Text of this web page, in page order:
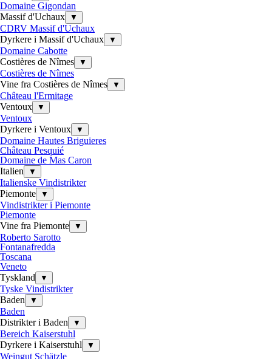
Domaine Gigondan
Massif d'Uchaux
▼
CDRV Massif d'Uchaux
Dyrkere i Massif d'Uchaux
▼
Domaine Cabotte
Costières de Nîmes
▼
Costières de Nîmes
Vine fra Costières de Nîmes
▼
Château l'Ermitage
Ventoux
▼
Ventoux
Dyrkere i Ventoux
▼
Domaine Hautes Briguieres
Château Pesquié
Domaine de Mas Caron
Italien
▼
Italienske Vindistrikter
Piemonte
▼
Vindistrikter i Piemonte
Piemonte
Vine fra Piemonte
▼
Roberto Sarotto
Fontanafredda
Toscana
Veneto
Tyskland
▼
Tyske Vindistrikter
Baden
▼
Baden
Distrikter i Baden
▼
Bereich Kaiserstuhl
Dyrkere i Kaiserstuhl
▼
Weingut Schätzle